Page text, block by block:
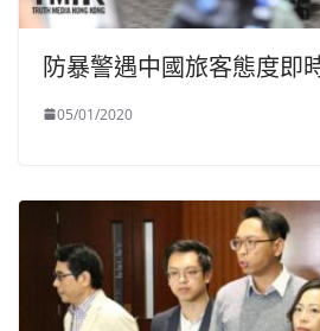
防暴警遇中國旅客態度即
05/01/2020